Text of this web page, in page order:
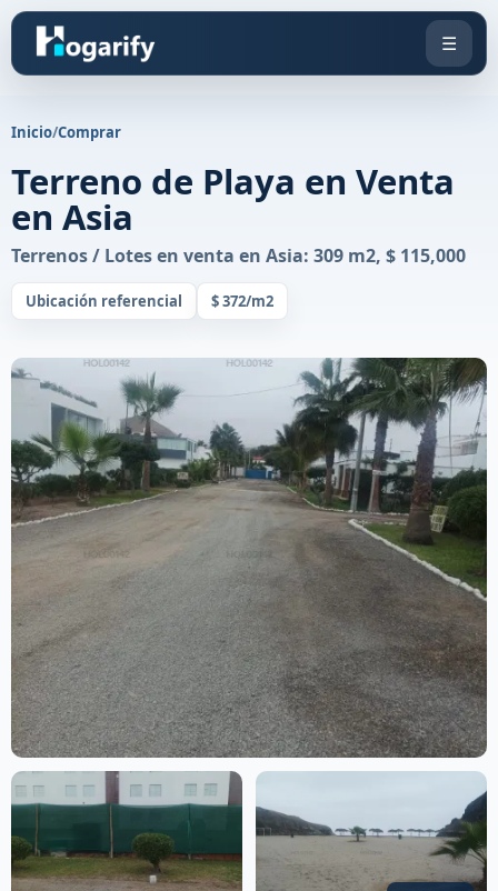
☰
Inicio/Comprar
Terreno de Playa en Venta
en Asia
Terrenos / Lotes en venta en Asia: 309 m2, $ 115,000
Ubicación referencial $ 372/m2